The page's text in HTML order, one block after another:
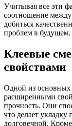
Учитывая все эти
соотношение
добиться
проблем в будущем.
Клеевые
свойствами
Одной из основных
расширенными
прочность. Они
что делает
долговечной.